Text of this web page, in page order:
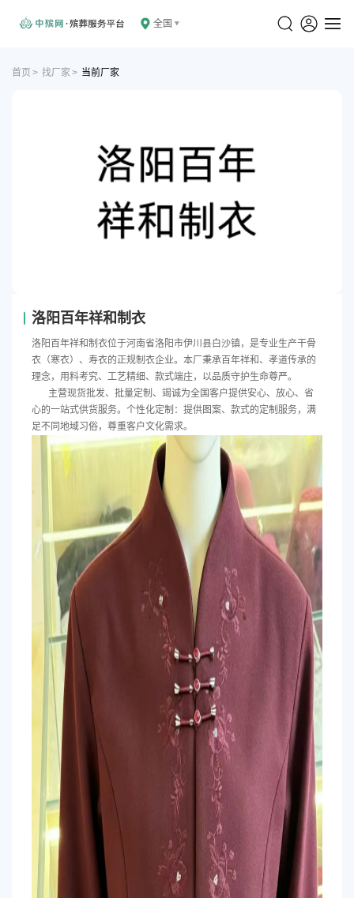
全国
首页 > 找厂家 > 当前厂家
洛阳百年祥和制衣
洛阳百年祥和制衣位于河南省洛阳市伊川县白沙镇，是专业生产干骨
衣（寒衣）、寿衣的正规制衣企业。本厂秉承百年祥和、孝道传承的
理念，用料考究、工艺精细、款式端庄，以品质守护生命尊严。
主营现货批发、批量定制、竭诚为全国客户提供安心、放心、省
心的一站式供货服务。个性化定制：提供图案、款式的定制服务，满
足不同地域习俗，尊重客户文化需求。